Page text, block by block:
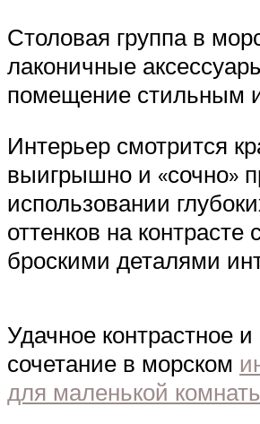
Столовая группа в
лаконичные
помещение стильным
Интерьер смотрится
выигрышно и «сочно»
использовании
оттенков на контрасте
броскими деталями
Удачное контрастное
сочетание в морском
для маленькой